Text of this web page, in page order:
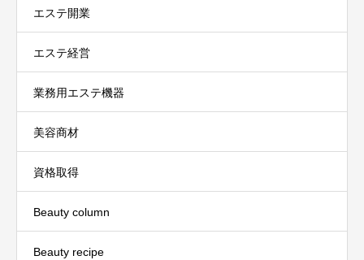
エステ開業
エステ経営
業務用エステ機器
美容商材
資格取得
Beauty column
Beauty recipe